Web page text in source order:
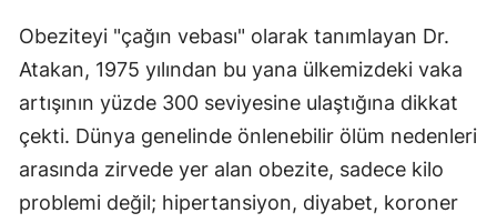
Obeziteyi "çağın vebası" olarak tanımlayan Dr.
Atakan, 1975 yılından bu yana ülkemizdeki vaka
artışının yüzde 300 seviyesine ulaştığına dikkat
çekti. Dünya genelinde önlenebilir ölüm nedenleri
arasında zirvede yer alan obezite, sadece kilo
problemi değil; hipertansiyon, diyabet, koroner